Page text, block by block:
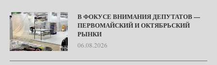
В ФОКУСЕ ВНИМАНИЯ ДЕПУТАТОВ —
ПЕРВОМАЙСКИЙ И ОКТЯБРЬСКИЙ
РЫНКИ
06.08.2026